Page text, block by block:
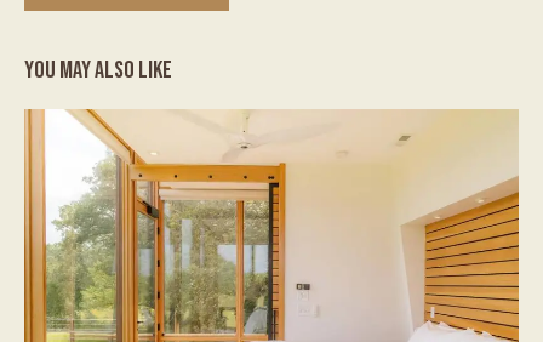
YOU MAY ALSO LIKE